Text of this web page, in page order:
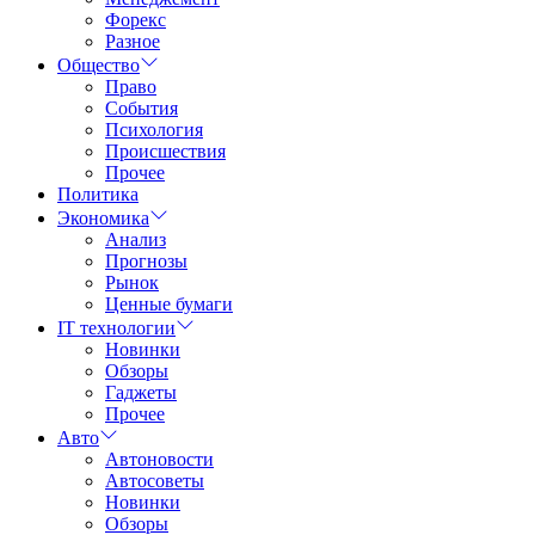
Форекс
Разное
Общество
Право
События
Психология
Происшествия
Прочее
Политика
Экономика
Анализ
Прогнозы
Рынок
Ценные бумаги
IT технологии
Новинки
Обзоры
Гаджеты
Прочее
Авто
Автоновости
Автосоветы
Новинки
Обзоры